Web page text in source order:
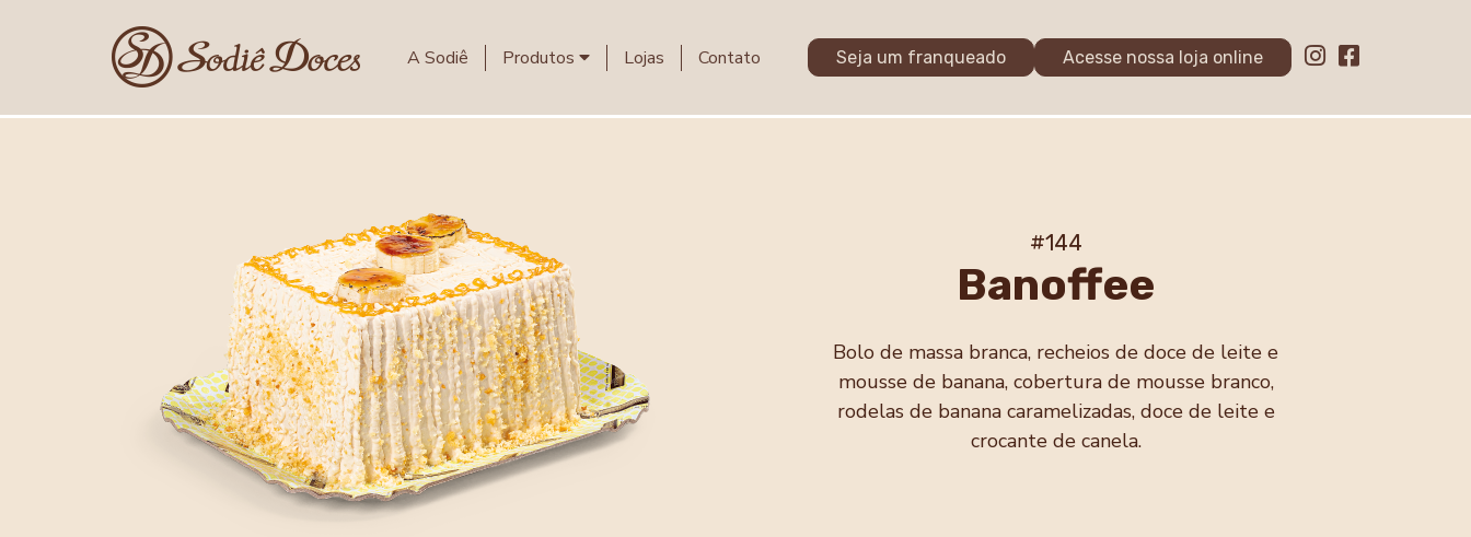
A Sodiê Produtos Lojas Contato Seja um franqueado Acesse nossa loja online
#144
Banoffee
Bolo de massa branca, recheios de doce de leite e
mousse de banana, cobertura de mousse branco,
rodelas de banana caramelizadas, doce de leite e
crocante de canela.